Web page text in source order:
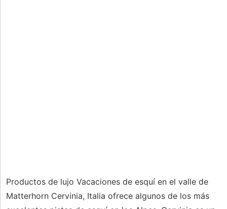
Productos de lujo Vacaciones de esquí en el valle de
Matterhorn Cervinia, Italia ofrece algunos de los más